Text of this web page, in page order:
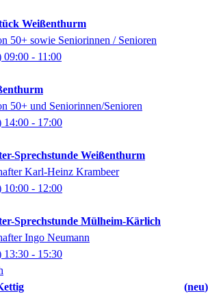
Weißenthurm
50+ sowie Seniorinnen / Senioren
09:00 - 11:00
50+ und Seniorinnen/Senioren
14:00 - 17:00
Sprechstunde Weißenthurm
Karl-Heinz Krambeer
10:00 - 12:00
Sprechstunde Mülheim-Kärlich
Ingo Neumann
13:30 - 15:30
neu